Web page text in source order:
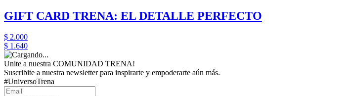
GIFT CARD TRENA: EL DETALLE PERFECTO
$ 2.000
$ 1.640
Unite a nuestra COMUNIDAD TRENA!
Suscribite a nuestra newsletter para inspirarte y empoderarte aún más.
#UniversoTrena